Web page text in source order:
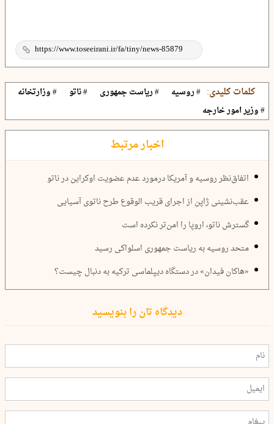
کلمات کلیدی: # روسیه # ریاست جمهوری # ناتو
# وزارتخانه
# وزیر امور خارجه
اخبار مرتبط
اتفاق‌نظر روسیه و آمریکا درمورد عدم عضویت اوکراین در ناتو
عقب‌نشینی ژاپن از اجرای قریب الوقوع طرح ناتوی آسیایی
گسترش ناتو، اروپا را امن‌تر نکرده است
متحد روسیه به ریاست جمهوری اسلواکی رسید
«هاکان فیدان» در دستگاه دیپلماسی ترکیه به دنبال چیست؟
دیدگاه تان را بنویسید